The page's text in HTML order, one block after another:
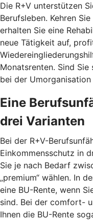
Die R+V unterstützen
Berufsleben. Kehren
erhalten Sie eine
neue Tätigkeit auf,
Monatsrenten. Sind
bei der Umorganisation
Eine
drei Varianten
Bei der R+V-
Einkommensschutz in
Sie je nach Bedarf
„premium“ wählen. In
eine BU-Rente, wenn
sind. Bei der comfort-
Ihnen die BU-Rente